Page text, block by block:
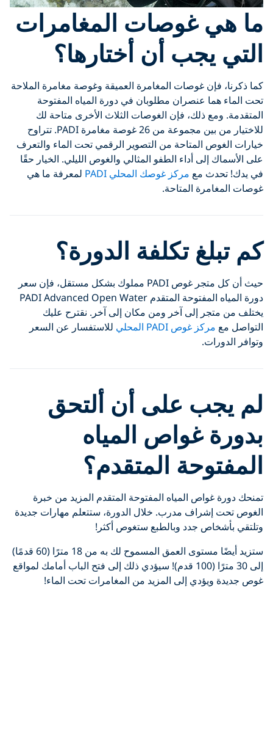
ما هي غوصات المغامرات
التي يجب أن أختارها؟
كما ذكرنا، فإن غوصات المغامرة العميقة وغوصة مغامرة الملاحة
تحت الماء هما عنصران مطلوبان في دورة المياه المفتوحة
المتقدمة. ومع ذلك، فإن الغوصات الثلاث الأخرى متاحة لك
للاختيار من بين مجموعة من 26 غوصة مغامرة PADI. تتراوح
خيارات الغوص المتاحة من التصوير الرقمي تحت الماء والتعرف
على الأسماك إلى أداء الطفو المثالي والغوص الليلي. الخيار حقًا
في يدك! تحدث مع مركز غوصك المحلي PADI
لمعرفة ما هي
غوصات المغامرة المتاحة.
كم تبلغ تكلفة الدورة؟
حيث أن كل متجر غوص PADI مملوك بشكل مستقل، فإن سعر
دورة المياه المفتوحة المتقدم PADI Advanced Open Water
يختلف من متجر إلى آخر ومن مكان إلى آخر. نقترح عليك
التواصل مع مركز غوص PADI المحلي
للاستفسار عن السعر
وتوافر الدورات.
لم يجب على أن ألتحق
بدورة غواص المياه
المفتوحة المتقدم؟
تمنحك دورة غواص المياه المفتوحة المتقدم المزيد من خبرة
الغوص تحت إشراف مدرب. خلال الدورة، ستتعلم مهارات جديدة
وتلتقي بأشخاص جدد وبالطبع ستغوص أكثر!
ستزيد أيضًا مستوى العمق المسموح لك به من 18 مترًا (60 قدمًا)
إلى 30 مترًا (100 قدم)! سيؤدي ذلك إلى فتح الباب أمامك لمواقع
غوص جديدة ويؤدي إلى المزيد من المغامرات تحت الماء!